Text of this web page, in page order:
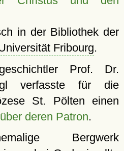
in der Bibliothek der
Fribourg.
Prof. Dr.
verfasste für die
St. Pölten einen
deren Patron.
Bergwerk